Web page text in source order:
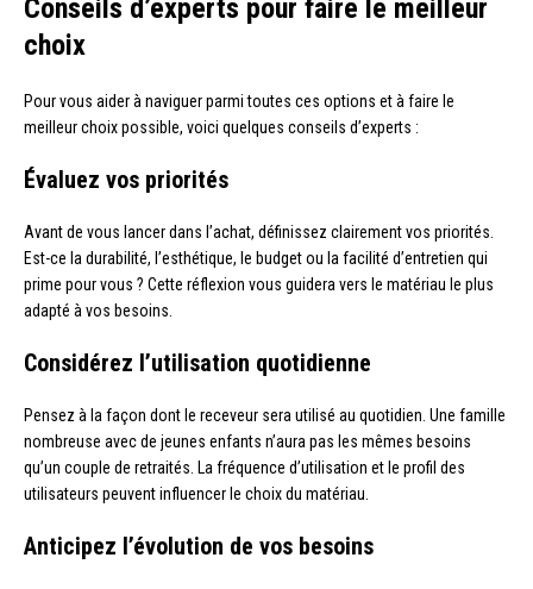
Conseils d’experts pour faire le meilleur
choix
Pour vous aider à naviguer parmi toutes ces options et à faire le
meilleur choix possible, voici quelques conseils d’experts :
Évaluez vos priorités
Avant de vous lancer dans l’achat, définissez clairement vos priorités.
Est-ce la durabilité, l’esthétique, le budget ou la facilité d’entretien qui
prime pour vous ? Cette réflexion vous guidera vers le matériau le plus
adapté à vos besoins.
Considérez l’utilisation quotidienne
Pensez à la façon dont le receveur sera utilisé au quotidien. Une famille
nombreuse avec de jeunes enfants n’aura pas les mêmes besoins
qu’un couple de retraités. La fréquence d’utilisation et le profil des
utilisateurs peuvent influencer le choix du matériau.
Anticipez l’évolution de vos besoins